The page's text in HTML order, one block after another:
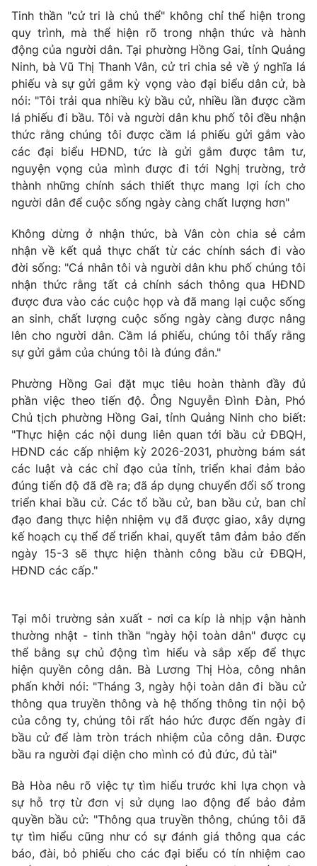
Tinh thần "cử tri là chủ thể" không chỉ thể hiện trong
quy trình, mà thể hiện rõ trong nhận thức và hành
động của người dân. Tại phường Hồng Gai, tỉnh Quảng
Ninh, bà Vũ Thị Thanh Vân, cử tri chia sẻ về ý nghĩa lá
phiếu và sự gửi gắm kỳ vọng vào đại biểu dân cử, bà
nói: "Tôi trải qua nhiều kỳ bầu cử, nhiều lần được cầm
lá phiếu đi bầu. Tôi và người dân khu phố tôi đều nhận
thức rằng chúng tôi được cầm lá phiếu gửi gắm vào
các đại biểu HĐND, tức là gửi gắm được tâm tư,
nguyện vọng của mình được đi tới Nghị trường, trở
thành những chính sách thiết thực mang lợi ích cho
người dân để cuộc sống ngày càng chất lượng hơn"
Không dừng ở nhận thức, bà Vân còn chia sẻ cảm
nhận về kết quả thực chất từ các chính sách đi vào
đời sống: "Cá nhân tôi và người dân khu phố chúng tôi
nhận thức rằng tất cả chính sách thông qua HĐND
được đưa vào các cuộc họp và đã mang lại cuộc sống
an sinh, chất lượng cuộc sống ngày càng được nâng
lên cho người dân. Cầm lá phiếu, chúng tôi thấy rằng
sự gửi gắm của chúng tôi là đúng đắn."
Phường Hồng Gai đặt mục tiêu hoàn thành đầy đủ
phần việc theo tiến độ. Ông Nguyễn Đình Đàn, Phó
Chủ tịch phường Hồng Gai, tỉnh Quảng Ninh cho biết:
"Thực hiện các nội dung liên quan tới bầu cử ĐBQH,
HĐND các cấp nhiệm kỳ 2026-2031, phường bám sát
các luật và các chỉ đạo của tỉnh, triển khai đảm bảo
đúng tiến độ đã đề ra; đã áp dụng chuyển đổi số trong
triển khai bầu cử. Các tổ bầu cử, ban bầu cử, ban chỉ
đạo đang thực hiện nhiệm vụ đã được giao, xây dựng
kế hoạch cụ thể để triển khai, quyết tâm đảm bảo đến
ngày 15-3 sẽ thực hiện thành công bầu cử ĐBQH,
HĐND các cấp."
Tại môi trường sản xuất - nơi ca kíp là nhịp vận hành
thường nhật - tinh thần "ngày hội toàn dân" được cụ
thể bằng sự chủ động tìm hiểu và sắp xếp để thực
hiện quyền công dân. Bà Lương Thị Hòa, công nhân
phấn khởi nói: "Tháng 3, ngày hội toàn dân đi bầu cử
thông qua truyền thông và hệ thống thông tin nội bộ
của công ty, chúng tôi rất háo hức được đến ngày đi
bầu cử để làm tròn trách nhiệm của công dân. Được
bầu ra người đại diện cho mình có đủ đức, đủ tài"
Bà Hòa nêu rõ việc tự tìm hiểu trước khi lựa chọn và
sự hỗ trợ từ đơn vị sử dụng lao động để bảo đảm
quyền bầu cử: "Thông qua truyền thông, chúng tôi đã
tự tìm hiểu cũng như có sự đánh giá thông qua các
báo, đài, bỏ phiếu cho các đại biểu có tín nhiệm cao